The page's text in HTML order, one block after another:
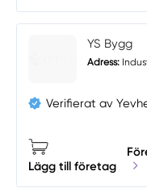
YS Bygg
Adress:
Verifierat av
Lägg till företag